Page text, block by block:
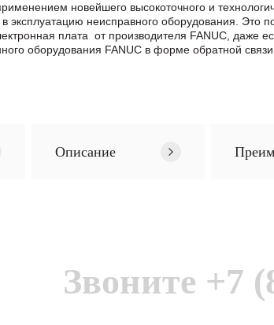
новейшего высокоточного и
неисправного оборудования. Это
плата от производителя FANUC, даже
оборудования FANUC в формe обратной
Описание
Звоните +7